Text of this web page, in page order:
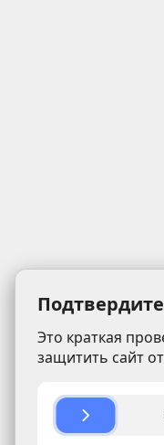
Это краткая
защитить сайт